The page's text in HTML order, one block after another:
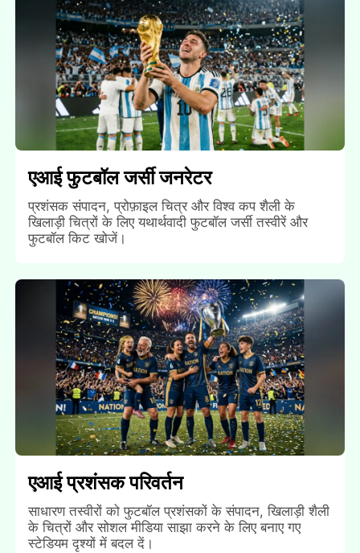
एआई फुटबॉल जर्सी जनरेटर
प्रशंसक संपादन, प्रोफ़ाइल चित्र और विश्व कप शैली के
खिलाड़ी चित्रों के लिए यथार्थवादी फुटबॉल जर्सी तस्वीरें और
फुटबॉल किट खोजें।
एआई प्रशंसक परिवर्तन
साधारण तस्वीरों को फुटबॉल प्रशंसकों के संपादन, खिलाड़ी शैली
के चित्रों और सोशल मीडिया साझा करने के लिए बनाए गए
स्टेडियम दृश्यों में बदल दें।